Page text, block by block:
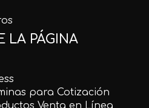
LA PÁGINA
para Cotización
Venta en Línea